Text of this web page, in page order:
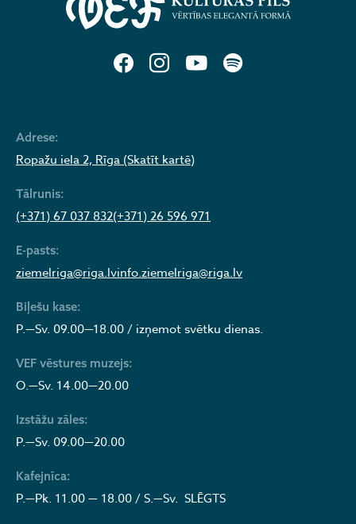
Adrese:
Ropažu iela 2, Rīga (Skatīt kartē)
Tālrunis:
(+371) 67 037 832(+371) 26 596 971
E-pasts:
ziemelriga@riga.lvinfo.ziemelriga@riga.lv
Biļešu kase:
P.—Sv. 09.00—18.00 / izņemot svētku dienas.
VEF vēstures muzejs:
O.—Sv. 14.00—20.00
Izstāžu zāles:
P.—Sv. 09.00—20.00
Kafejnīca:
P.—Pk. 11.00 — 18.00 / S.—Sv. SLĒGTS